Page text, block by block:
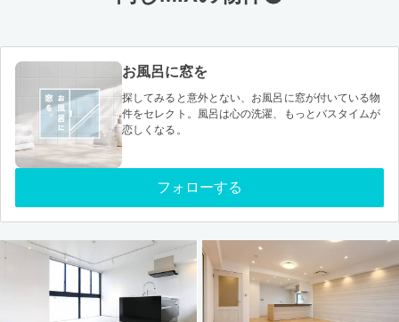
お風呂に窓を
探してみると意外とない、お風呂に窓が付いている物
件をセレクト。風呂は心の洗濯、もっとバスタイムが
恋しくなる。
フォローする